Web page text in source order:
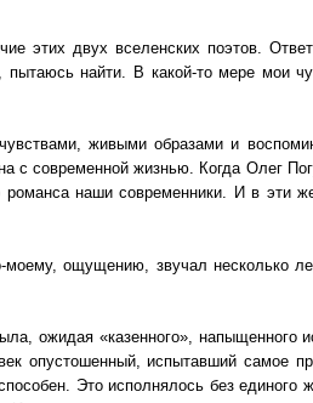
этих двух вселенских поэтов.
найти. В какой-то мере мои
живыми образами и
с современной жизнью. Когда Олег
романса наши современники. И в эти
ощущению, звучал несколько
ожидая «казенного», напыщенного
опустошенный, испытавший самое
Это исполнялось без единого